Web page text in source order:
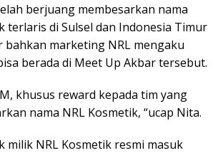
berjuang membesarkan nama
terlaris di Sulsel dan Indonesia Timur
bahkan marketing NRL mengaku
berada di Meet Up Akbar tersebut.
khusus reward kepada tim yang
nama NRL Kosmetik, “ucap Nita.
milik NRL Kosmetik resmi masuk